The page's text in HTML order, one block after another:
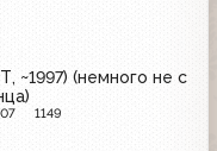
~1997) (немного не с
1149